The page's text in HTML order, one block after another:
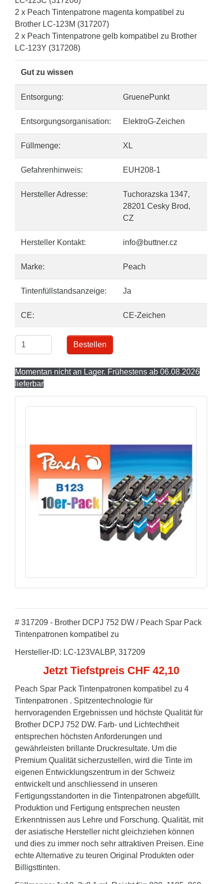
2 x Peach Tintenpatrone magenta kompatibel zu
Brother LC-123M (317207)
2 x Peach Tintenpatrone gelb kompatibel zu Brother
LC-123Y (317208)
Gut zu wissen
Entsorgung: GruenePunkt
Entsorgungsorganisation: ElektroG-Zeichen
Füllmenge: XL
Gefahrenhinweis: EUH208-1
Hersteller Adresse:
Tuchorazska 1347,
28201 Cesky Brod,
CZ
Hersteller Kontakt: info@buttner.cz
Marke: Peach
Tintenfüllstandsanzeige: Ja
CE: CE-Zeichen
Bestellen
Momentan nicht an Lager. Frühestens ab 06.08.2026
lieferbar
# 317209 - Brother DCPJ 752 DW / Peach Spar Pack
Tintenpatronen kompatibel zu
Hersteller-ID: LC-123VALBP, 317209
Jetzt Tiefstpreis CHF 42,10
Peach Spar Pack Tintenpatronen kompatibel zu 4
Tintenpatronen . Spitzentechnologie für
herrvoragenden Ergebnissen und höchste Qualität für
Brother DCPJ 752 DW. Farb- und Lichtechtheit
entsprechen höchsten Anforderungen und
gewährleisten brillante Druckresultate. Um die
Premium Qualität sicherzustellen, wird die Tinte im
eigenen Entwicklungszentrum in der Schweiz
entwickelt und anschliessend in unseren
Fertigungsstandorten in die Tintenpatronen abgefüllt.
Produktion und Fertigung entsprechen neusten
Erkenntnissen aus Lehre und Forschung. Qualität, mit
der asiatische Hersteller nicht gleichziehen können
und dies zu immer noch sehr attraktiven Preisen. Eine
echte Alternative zu teuren Original Produkten oder
Billigsttinten.